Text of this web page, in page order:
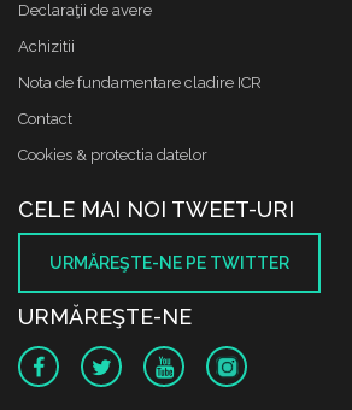
Declaraţii de avere
Achizitii
Nota de fundamentare cladire ICR
Contact
Cookies & protectia datelor
CELE MAI NOI TWEET-URI
URMĂREŞTE-NE PE TWITTER
URMĂREŞTE-NE